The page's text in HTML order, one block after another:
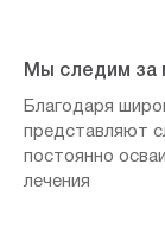
Мы следим за
Благодаря
представляют
постоянно
лечения